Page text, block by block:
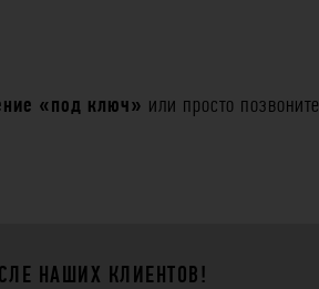
«под ключ» или просто позвоните
НАШИХ КЛИЕНТОВ!